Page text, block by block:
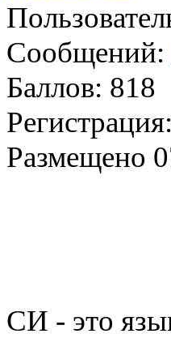
Сообщений:
Баллов: 818
Регистрация:
Размещено
СИ - это